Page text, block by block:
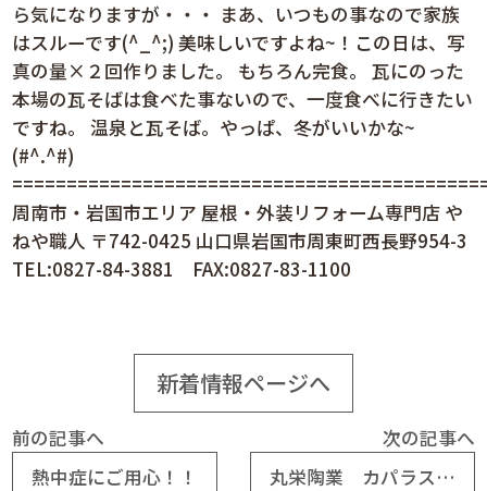
ら気になりますが・・・ まあ、いつもの事なので家族
はスルーです(^_^;) 美味しいですよね~！この日は、写
真の量×２回作りました。 もちろん完食。 瓦にのった
本場の瓦そばは食べた事ないので、一度食べに行きたい
ですね。 温泉と瓦そば。やっぱ、冬がいいかな~
(#^.^#)
周南市・岩国市エリア 屋根・外装リフォーム専門店 や
ねや職人 〒742-0425 山口県岩国市周東町西長野954-3
TEL:0827-84-3881 FAX:0827-83-1100
新着情報ページへ
前の記事へ
熱中症にご用心！！
次の記事へ
丸栄陶業 カパラスKS40